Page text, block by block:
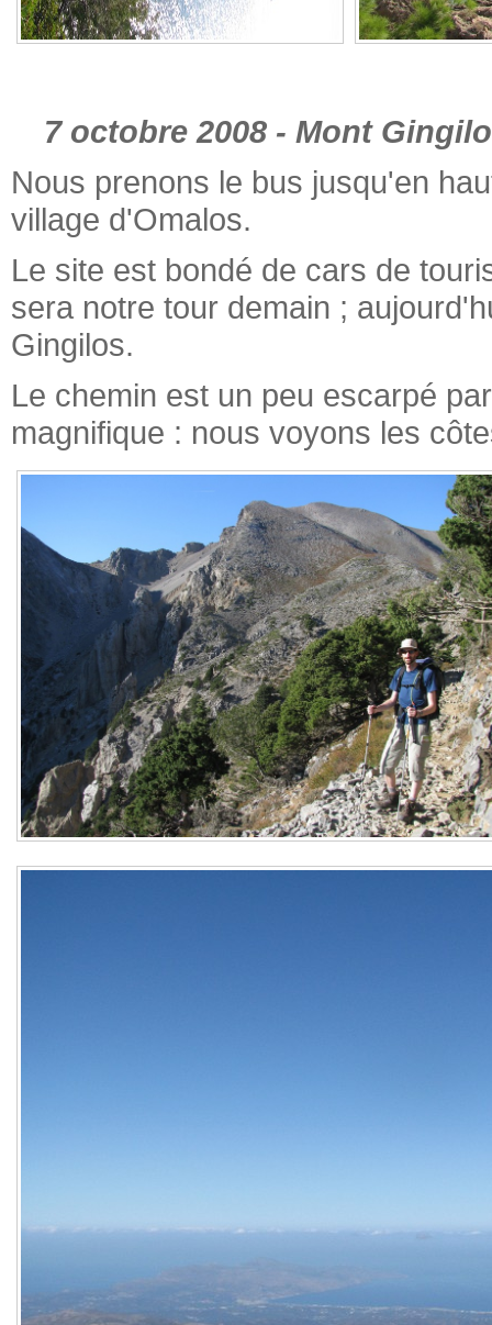
7 octobre 2008 - Mont
Nous prenons le bus jusqu'en
village d'Omalos.
Le site est bondé de cars de
sera notre tour demain ;
Gingilos.
Le chemin est un peu escarpé
magnifique : nous voyons les